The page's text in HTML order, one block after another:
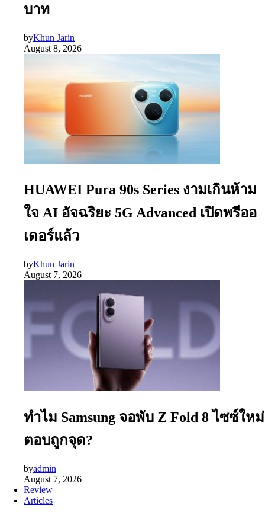
บาท
byKhun Jarin
August 8, 2026
HUAWEI Pura 90s Series งามเกินห้าม
ใจ AI อัจฉริยะ 5G Advanced เปิดพรีออ
เดอร์แล้ว
byKhun Jarin
August 7, 2026
ทำไม Samsung จอพับ Z Fold 8 ไซซ์ใหม่
ตอบถูกจุด?
byadmin
August 7, 2026
Review
Articles